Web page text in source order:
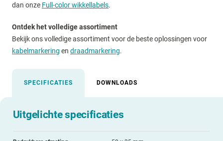
dan onze Full-color wikkellabels.
Ontdek het volledige assortiment
Bekijk ons volledige assortiment voor de beste oplossingen voor
kabelmarkering en draadmarkering.
SPECIFICATIES DOWNLOADS
Uitgelichte specificaties